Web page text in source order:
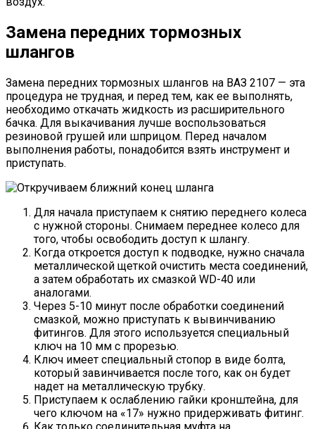
Замена передних тормозных
шлангов
Замена передних тормозных шлангов на ВАЗ 2107 — эта
процедура не трудная, и перед тем, как ее выполнять,
необходимо откачать жидкость из расширительного
бачка. Для выкачивания лучше воспользоваться
резиновой грушей или шприцом. Перед началом
выполнения работы, понадобится взять инструмент и
приступать.
Для начала приступаем к снятию переднего колеса
с нужной стороны. Снимаем переднее колесо для
того, чтобы освободить доступ к шлангу.
Когда откроется доступ к подводке, нужно сначала
металлической щеткой очистить места соединений,
а затем обработать их смазкой WD-40 или
аналогами.
Через 5-10 минут после обработки соединений
смазкой, можно приступать к вывинчиванию
фитингов. Для этого используется специальный
ключ на 10 мм с прорезью.
Ключ имеет специальный стопор в виде болта,
который завинчивается после того, как он будет
надет на металлическую трубку.
Приступаем к ослаблению гайки кронштейна, для
чего ключом на «17» нужно придерживать фитинг.